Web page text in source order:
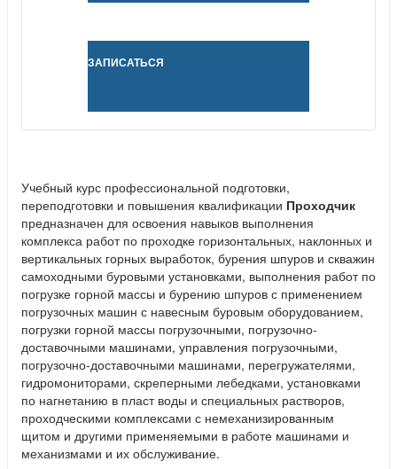
ЗАПИСАТЬСЯ
Учебный курс профессиональной подготовки,
переподготовки и повышения квалификации Проходчик
предназначен для освоения навыков выполнения
комплекса работ по проходке горизонтальных, наклонных и
вертикальных горных выработок, бурения шпуров и скважин
самоходными буровыми установками, выполнения работ по
погрузке горной массы и бурению шпуров с применением
погрузочных машин с навесным буровым оборудованием,
погрузки горной массы погрузочными, погрузочно-
доставочными машинами, управления погрузочными,
погрузочно-доставочными машинами, перегружателями,
гидромониторами, скреперными лебедками, установками
по нагнетанию в пласт воды и специальных растворов,
проходческими комплексами с немеханизированным
щитом и другими применяемыми в работе машинами и
механизмами и их обслуживание.